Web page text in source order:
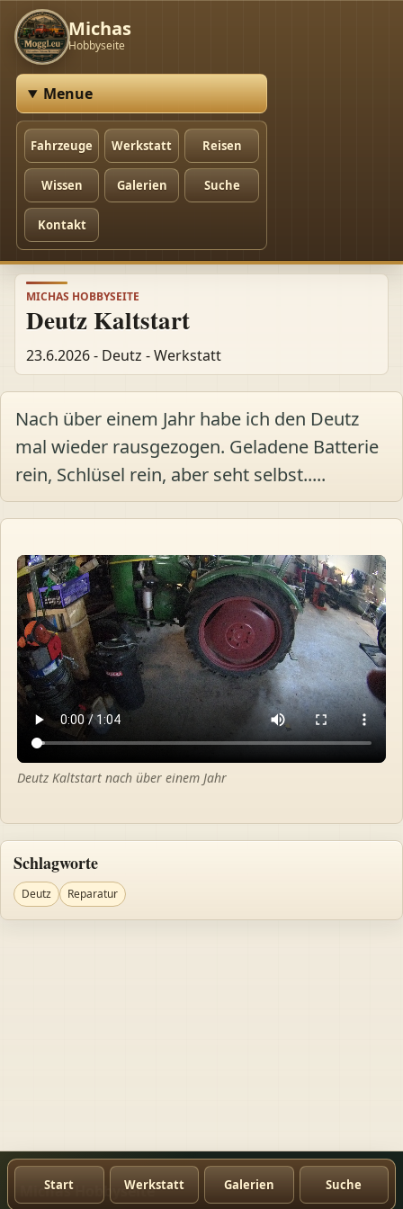
Michas
Hobbyseite
Menue
Fahrzeuge Werkstatt Reisen
Wissen Galerien Suche
Kontakt
Start Werkstatt Galerien Suche
MICHAS HOBBYSEITE
Deutz Kaltstart
23.6.2026 - Deutz - Werkstatt
Nach über einem Jahr habe ich den Deutz
mal wieder rausgezogen. Geladene Batterie
rein, Schlüsel rein, aber seht selbst.....
Deutz Kaltstart nach über einem Jahr
Schlagworte
Deutz Reparatur
Michas Hobbyseite